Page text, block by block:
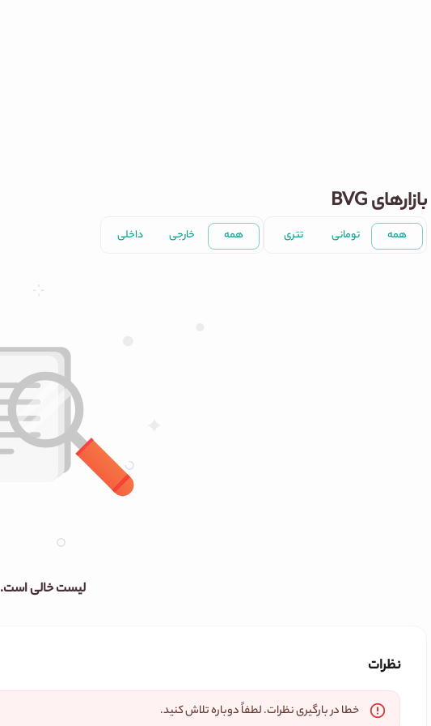
بازارهای BVG
همه تومانی تتری همه خارجی داخلی
لیست خالی است.
نظرات
خطا در بارگیری نظرات. لطفاً دوباره تلاش کنید.